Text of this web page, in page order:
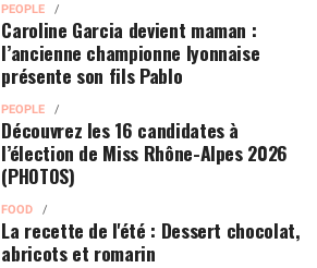
PEOPLE
Caroline Garcia devient maman :
l’ancienne championne lyonnaise
présente son fils Pablo
PEOPLE
Découvrez les 16 candidates à
l’élection de Miss Rhône-Alpes 2026
(PHOTOS)
FOOD
La recette de l'été : Dessert chocolat,
abricots et romarin